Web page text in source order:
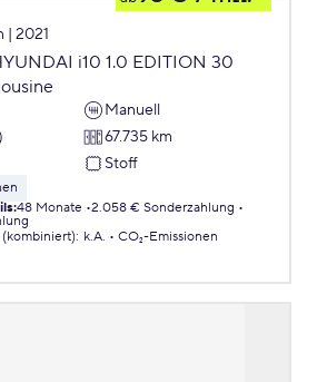
| 2021
i10 1.0 EDITION 30
Manuell
67.735 km
Stoff
:48 Monate 2.058 € Sonderzahlung
: k.A.
CO₂-Emissionen